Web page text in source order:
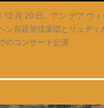
12 月 20 日、アン デア ウ
ン宮廷管弦楽団とリュデ
のコンサート公演